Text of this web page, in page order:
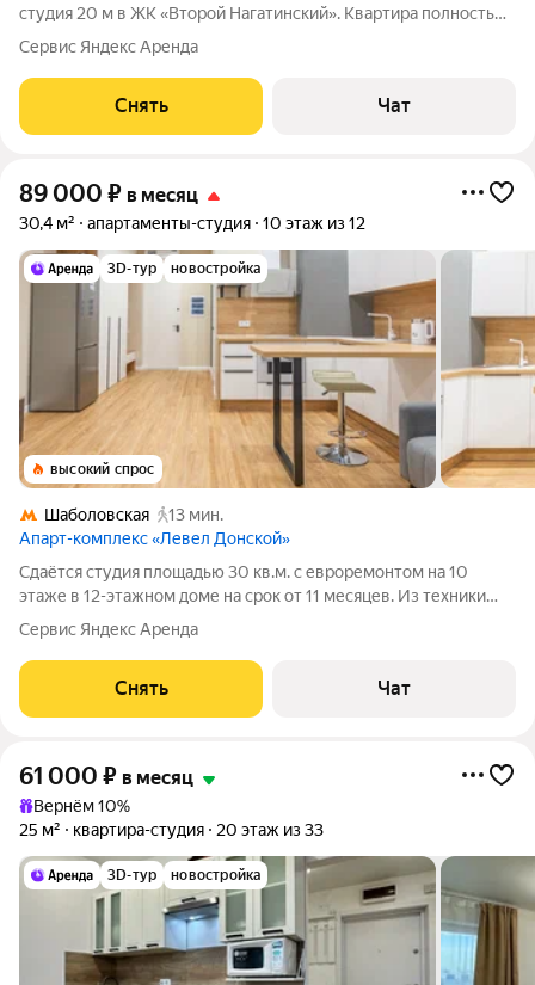
студия 20 м в ЖК «Второй Нагатинский». Квартира полностью
готова для комфортного проживания продуман современный
дизайн, новая мебель и техника, всё подбиралось со вкусом и
для себя. В студии
Сервис Яндекс Аренда
Снять Чат
89 000 ₽ в месяц
30,4 м² апартаменты-студия 10 этаж из 12
3D-тур новостройка
высокий спрос
Шаболовская
13 мин.
Апарт-комплекс «Левел Донской»
Сдаётся студия площадью 30 кв.м. с евроремонтом на 10
этаже в 12-этажном доме на срок от 11 месяцев. Из техники
есть: Телевизор Духовой шкаф Стиральная машина
Холодильник Посудомоечная машина Кондиционер
Микроволновка Пылесос Дом -
Сервис Яндекс Аренда
Снять Чат
61 000 ₽ в месяц
Вернём 10%
25 м²
квартира-студия 20 этаж из 33
3D-тур новостройка